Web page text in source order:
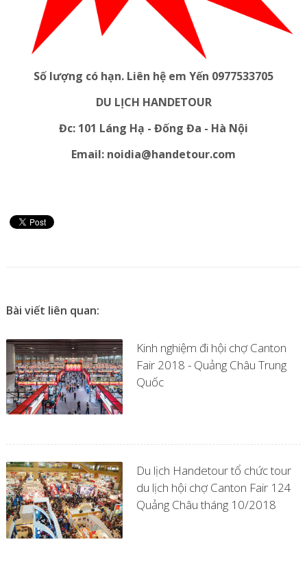
Số lượng có hạn. Liên hệ em Yến 0977533705
DU LỊCH HANDETOUR
Đc: 101 Láng Hạ - Đống Đa - Hà Nội
Email: noidia@handetour.com
Bài viết liên quan:
Kinh nghiệm đi hội chợ Canton
Fair 2018 - Quảng Châu Trung
Quốc
Du lịch Handetour tổ chức tour
du lịch hội chợ Canton Fair 124
Quảng Châu tháng 10/2018